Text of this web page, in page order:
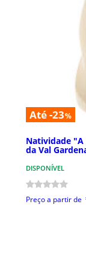
Até -23%
Natividade
da Val
DISPONÍVEL
Preço a partir de